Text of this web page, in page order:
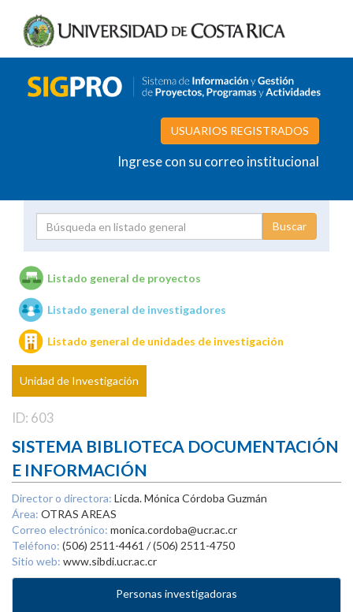
USUARIOS REGISTRADOS
Ingrese con su correo institucional
Unidades de investigación
Listado general de proyectos
Listado general de investigadores
Listado general de unidades de investigación
Unidad de Investigación
ID: 603
SISTEMA BIBLIOTECA DOCUMENTACIÓN
E INFORMACIÓN
Director o directora: Licda. Mónica Córdoba Guzmán
Área: OTRAS AREAS
Correo electrónico: monica.cordoba@ucr.ac.cr
Teléfono: (506) 2511-4461 / (506) 2511-4750
Sitio web: www.sibdi.ucr.ac.cr
Personas investigadoras